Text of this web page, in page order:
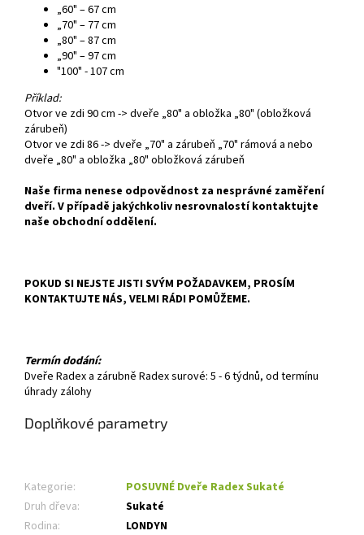
„60" – 67 cm
„70" – 77 cm
„80" – 87 cm
„90" – 97 cm
"100" - 107 cm
Příklad:
Otvor ve zdi 90 cm -> dveře „80" a obložka „80" (obložková
zárubeň)
Otvor ve zdi 86 -> dveře „70" a zárubeň „70" rámová a nebo
dveře „80" a obložka „80" obložková zárubeň
Naše firma nenese odpovědnost za nesprávné zaměření
dveří. V případě jakýchkoliv nesrovnalostí kontaktujte
naše obchodní oddělení.
POKUD SI NEJSTE JISTI SVÝM POŽADAVKEM, PROSÍM
KONTAKTUJTE NÁS, VELMI RÁDI POMŮŽEME.
Termín dodání:
Dveře Radex a zárubně Radex surové: 5 - 6 týdnů, od termínu
úhrady zálohy
Doplňkové parametry
Kategorie:
POSUVNÉ Dveře Radex Sukaté
Druh dřeva:
Sukaté
Rodina:
LONDYN